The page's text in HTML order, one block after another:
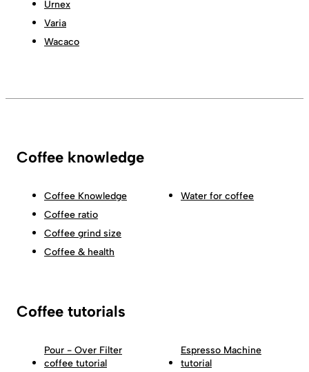
Urnex
Varia
Wacaco
Coffee knowledge
Coffee Knowledge
Coffee ratio
Coffee grind size
Coffee & health
Water for coffee
Coffee tutorials
Pour - Over Filter
coffee tutorial
Espresso Machine
tutorial